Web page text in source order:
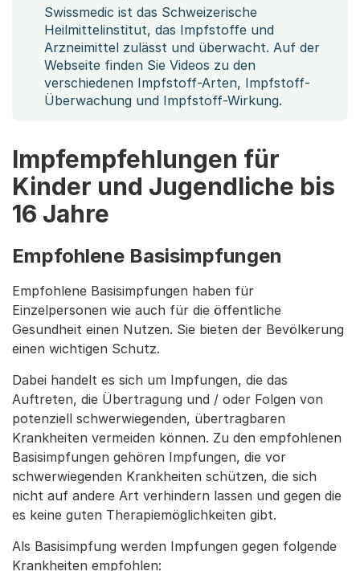
Swissmedic ist das Schweizerische
Heilmittelinstitut, das Impfstoffe und
Arzneimittel zulässt und überwacht. Auf der
Webseite finden Sie Videos zu den
verschiedenen Impfstoff-Arten, Impfstoff-
Überwachung und Impfstoff-Wirkung.
Impfempfehlungen für
Kinder und Jugendliche bis
16 Jahre
Empfohlene Basisimpfungen
Empfohlene Basisimpfungen haben für
Einzelpersonen wie auch für die öffentliche
Gesundheit einen Nutzen. Sie bieten der Bevölkerung
einen wichtigen Schutz.
Dabei handelt es sich um Impfungen, die das
Auftreten, die Übertragung und / oder Folgen von
potenziell schwerwiegenden, übertragbaren
Krankheiten vermeiden können. Zu den empfohlenen
Basisimpfungen gehören Impfungen, die vor
schwerwiegenden Krankheiten schützen, die sich
nicht auf andere Art verhindern lassen und gegen die
es keine guten Therapiemöglichkeiten gibt.
Als Basisimpfung werden Impfungen gegen folgende
Krankheiten empfohlen: